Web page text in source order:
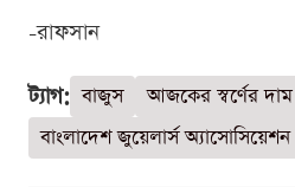
-রাফসান
ট্যাগ: বাজুস
আজকের স্বর্ণের দাম
বাংলাদেশ জুয়েলার্স অ্যাসোসিয়েশন